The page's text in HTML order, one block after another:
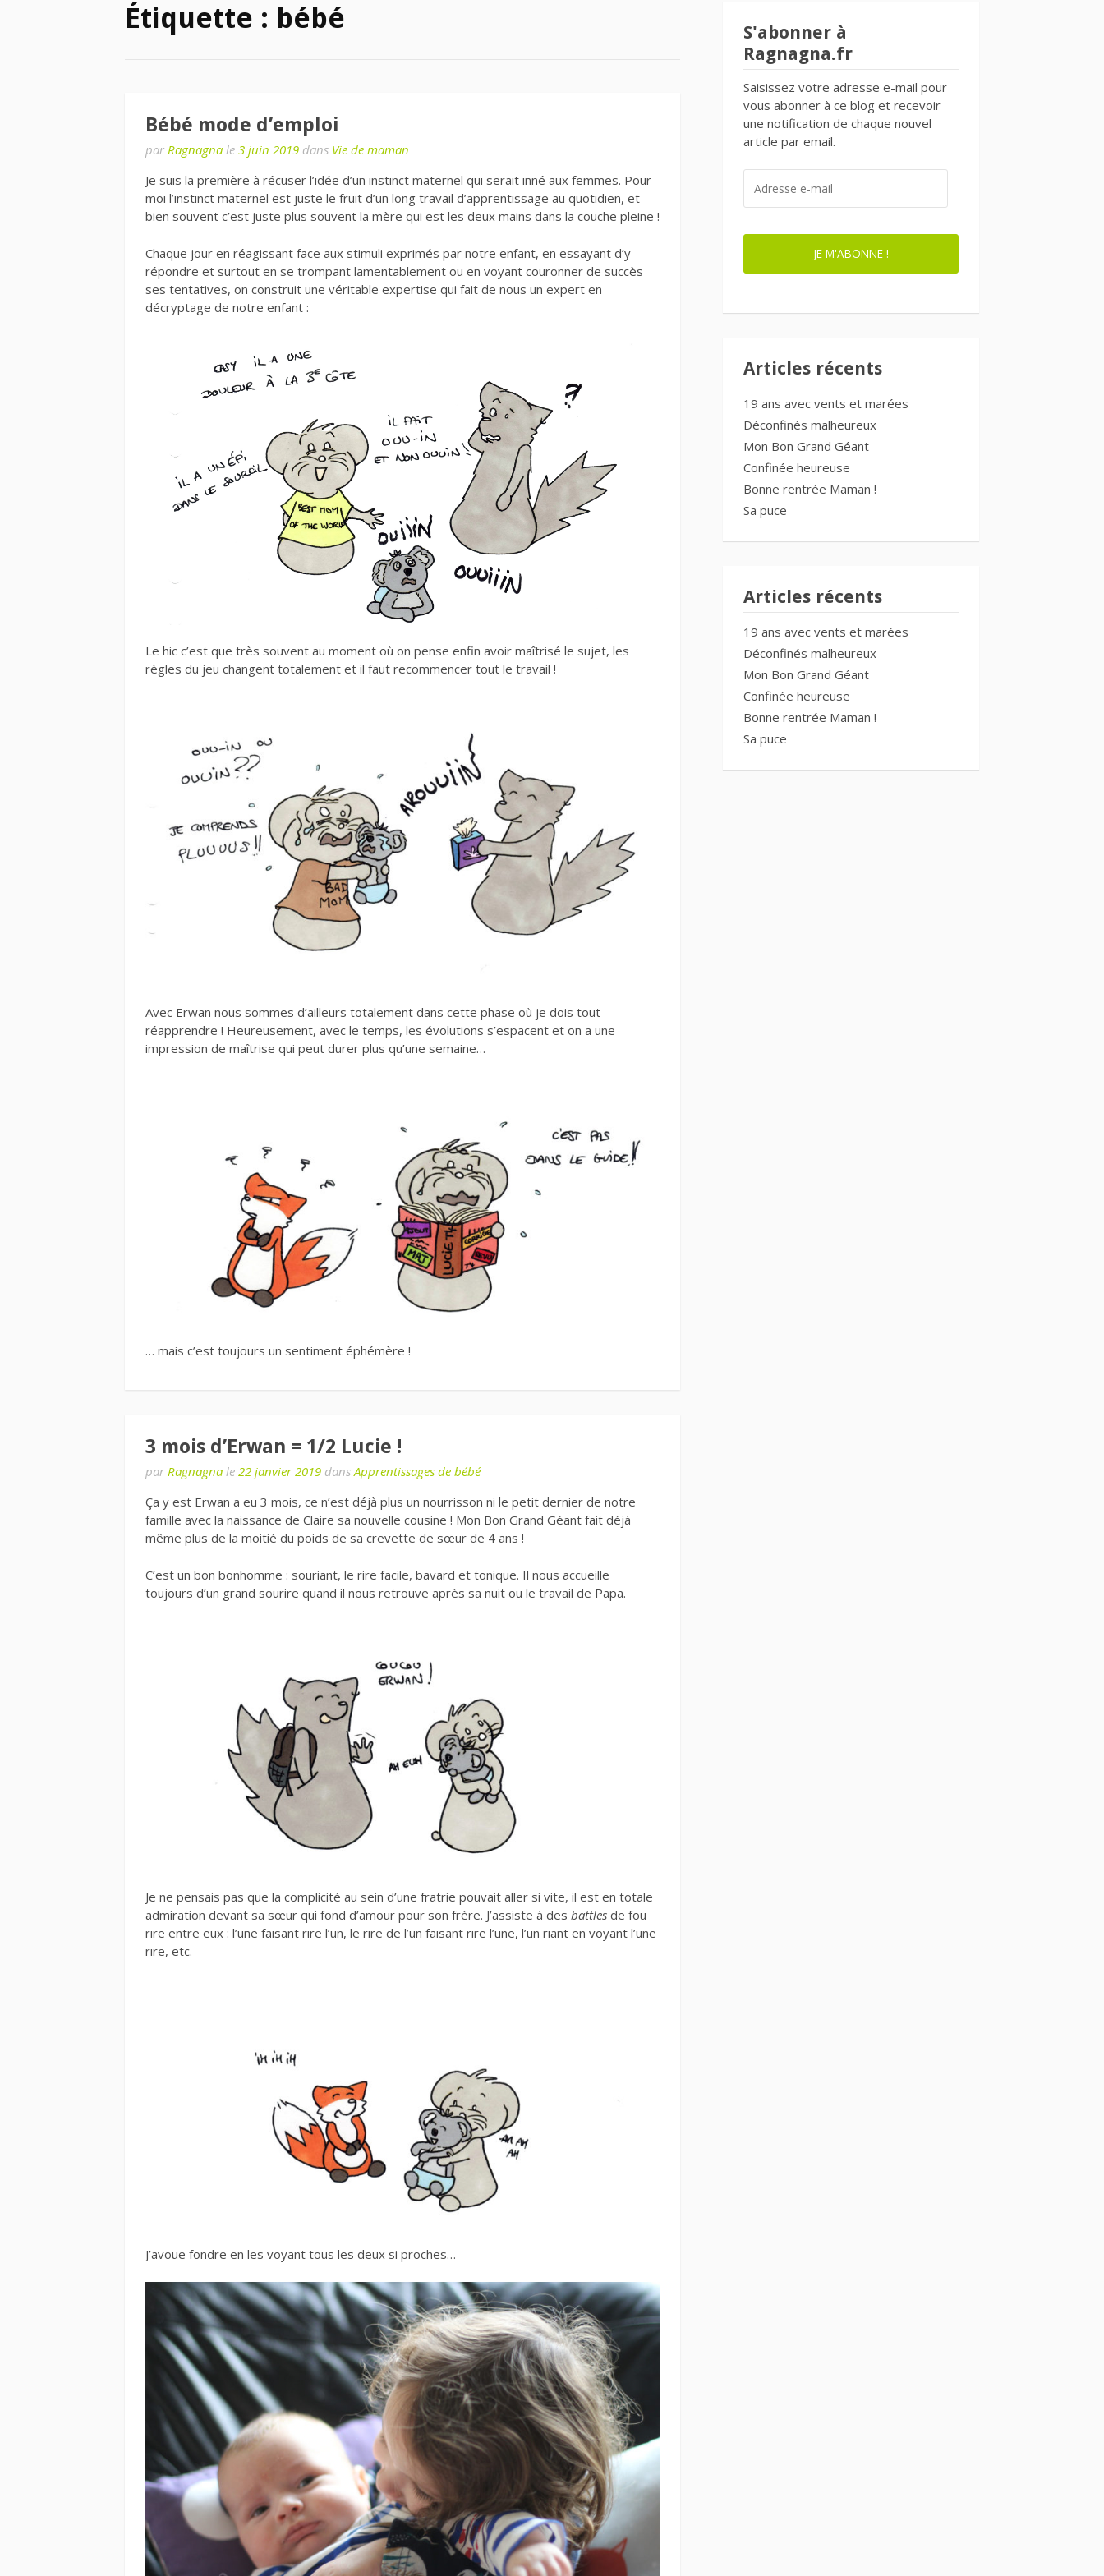
Étiquette : bébé
Bébé mode d’emploi
par Ragnagna le 3 juin 2019 dans Vie de maman
Je suis la première à récuser l’idée d’un instinct maternel qui serait inné aux femmes. Pour
moi l’instinct maternel est juste le fruit d’un long travail d’apprentissage au quotidien, et
bien souvent c’est juste plus souvent la mère qui est les deux mains dans la couche pleine !
Chaque jour en réagissant face aux stimuli exprimés par notre enfant, en essayant d’y
répondre et surtout en se trompant lamentablement ou en voyant couronner de succès
ses tentatives, on construit une véritable expertise qui fait de nous un expert en
décryptage de notre enfant :
Le hic c’est que très souvent au moment où on pense enfin avoir maîtrisé le sujet, les
règles du jeu changent totalement et il faut recommencer tout le travail !
Avec Erwan nous sommes d’ailleurs totalement dans cette phase où je dois tout
réapprendre ! Heureusement, avec le temps, les évolutions s’espacent et on a une
impression de maîtrise qui peut durer plus qu’une semaine…
… mais c’est toujours un sentiment éphémère !
3 mois d’Erwan = 1/2 Lucie !
par Ragnagna le 22 janvier 2019 dansApprentissages de bébé
Ça y est Erwan a eu 3 mois, ce n’est déjà plus un nourrisson ni le petit dernier de notre
famille avec la naissance de Claire sa nouvelle cousine ! Mon Bon Grand Géant fait déjà
même plus de la moitié du poids de sa crevette de sœur de 4 ans !
C’est un bon bonhomme : souriant, le rire facile, bavard et tonique. Il nous accueille
toujours d’un grand sourire quand il nous retrouve après sa nuit ou le travail de Papa.
Je ne pensais pas que la complicité au sein d’une fratrie pouvait aller si vite, il est en totale
admiration devant sa sœur qui fond d’amour pour son frère. J’assiste à des battles de fou
rire entre eux : l’une faisant rire l’un, le rire de l’un faisant rire l’une, l’un riant en voyant l’une
rire, etc.
J’avoue fondre en les voyant tous les deux si proches…
S'abonner à
Ragnagna.fr
Saisissez votre adresse e-mail pour
vous abonner à ce blog et recevoir
une notification de chaque nouvel
article par email.
MAIL
JE M'ABONNE !
Articles récents
19 ans avec vents et marées
Déconfinés malheureux
Mon Bon Grand Géant
Confinée heureuse
Bonne rentrée Maman !
Sa puce
Articles récents
19 ans avec vents et marées
Déconfinés malheureux
Mon Bon Grand Géant
Confinée heureuse
Bonne rentrée Maman !
Sa puce